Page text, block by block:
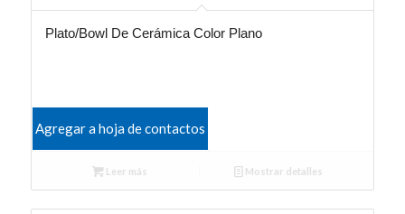
Plato/Bowl De Cerámica Color Plano
Agregar a hoja de contactos
Leer más Mostrar detalles